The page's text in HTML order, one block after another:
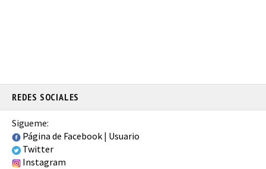
REDES SOCIALES
Sigueme:
Página de Facebook | Usuario
Twitter
Instagram